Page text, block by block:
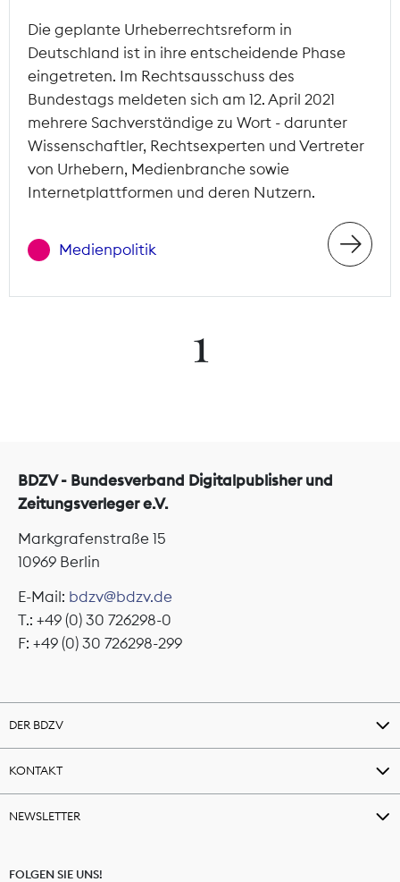
Die geplante Urheberrechtsreform in
Deutschland ist in ihre entscheidende Phase
eingetreten. Im Rechtsausschuss des
Bundestags meldeten sich am 12. April 2021
mehrere Sachverständige zu Wort - darunter
Wissenschaftler, Rechtsexperten und Vertreter
von Urhebern, Medienbranche sowie
Internetplattformen und deren Nutzern.
Medienpolitik
1
BDZV - Bundesverband Digitalpublisher und
Zeitungsverleger e.V.
Markgrafenstraße 15
10969 Berlin
E-Mail: bdzv@bdzv.de
T.: +49 (0) 30 726298-0
F: +49 (0) 30 726298-299
DER BDZV
KONTAKT
NEWSLETTER
FOLGEN SIE UNS!